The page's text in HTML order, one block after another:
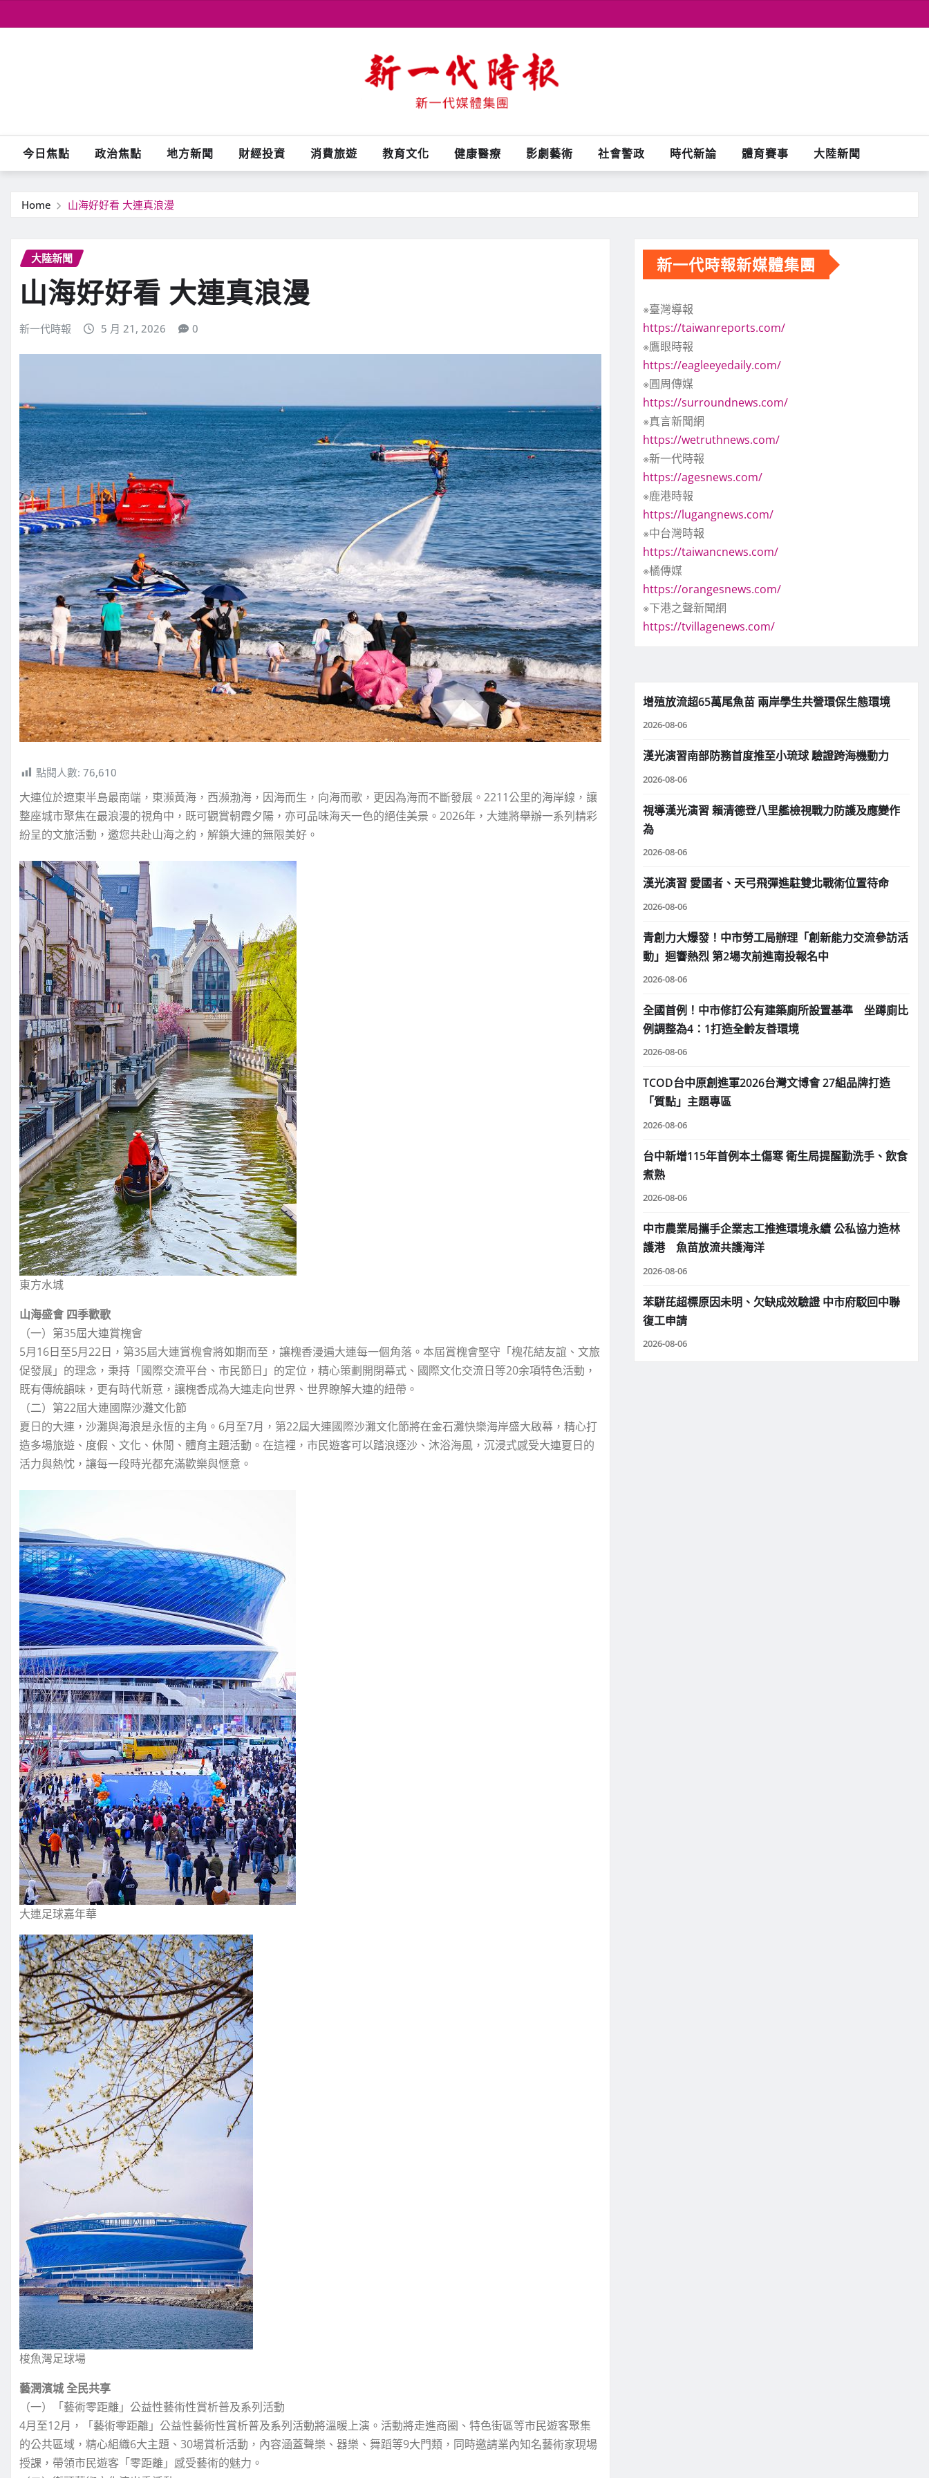
to
今日焦點 政治焦點 地方新聞 財經投資 消費旅遊 教育文化 健康醫療 影劇藝術 社會警政 時代新論 體育賽事 大陸新聞
Home 山海好好看 大連真浪漫
大陸新聞
山海好好看 大連真浪漫
新一代時報 5 月 21, 2026 0
點閱人數: 76,610
大連位於遼東半島最南端，東瀕黃海，西瀕渤海，因海而生，向海而歌，更因為海而不斷發展。2211公里的海岸線，讓
整座城市聚焦在最浪漫的視角中，既可觀賞朝霞夕陽，亦可品味海天一色的絕佳美景。2026年，大連將舉辦一系列精彩
紛呈的文旅活動，邀您共赴山海之約，解鎖大連的無限美好。
東方水城
山海盛會 四季歡歌
（一）第35屆大連賞槐會
5月16日至5月22日，第35屆大連賞槐會將如期而至，讓槐香漫遍大連每一個角落。本屆賞槐會堅守「槐花結友誼、文旅
促發展」的理念，秉持「國際交流平台、市民節日」的定位，精心策劃開閉幕式、國際文化交流日等20余項特色活動，
既有傳統韻味，更有時代新意，讓槐香成為大連走向世界、世界瞭解大連的紐帶。
（二）第22屆大連國際沙灘文化節
夏日的大連，沙灘與海浪是永恆的主角。6月至7月，第22屆大連國際沙灘文化節將在金石灘快樂海岸盛大啟幕，精心打
造多場旅遊、度假、文化、休閒、體育主題活動。在這裡，市民遊客可以踏浪逐沙、沐浴海風，沉浸式感受大連夏日的
活力與熱忱，讓每一段時光都充滿歡樂與愜意。
大連足球嘉年華
梭魚灣足球場
藝潤濱城 全民共享
（一）「藝術零距離」公益性藝術性賞析普及系列活動
4月至12月，「藝術零距離」公益性藝術性賞析普及系列活動將溫暖上演。活動將走進商圈、特色街區等市民遊客聚集
的公共區域，精心組織6大主題、30場賞析活動，內容涵蓋聲樂、器樂、舞蹈等9大門類，同時邀請業內知名藝術家現場
授課，帶領市民遊客「零距離」感受藝術的魅力。
新一代時報新媒體集團
※臺灣導報
https://taiwanreports.com/
※鷹眼時報
https://eagleeyedaily.com/
※圓周傳媒
https://surroundnews.com/
※真言新聞網
https://wetruthnews.com/
※新一代時報
https://agesnews.com/
※鹿港時報
https://lugangnews.com/
※中台灣時報
https://taiwancnews.com/
※橘傳媒
https://orangesnews.com/
※下港之聲新聞網
https://tvillagenews.com/
增殖放流超65萬尾魚苗 兩岸學生共營環保生態環境
2026-08-06
漢光演習南部防務首度推至小琉球 驗證跨海機動力
2026-08-06
視導漢光演習 賴清德登八里艦檢視戰力防護及應變作
為
2026-08-06
漢光演習 愛國者、天弓飛彈進駐雙北戰術位置待命
2026-08-06
青創力大爆發！中市勞工局辦理「創新能力交流參訪活
動」迴響熱烈 第2場次前進南投報名中
2026-08-06
全國首例！中市修訂公有建築廁所設置基準 坐蹲廁比
例調整為4：1打造全齡友善環境
2026-08-06
TCOD台中原創進軍2026台灣文博會 27組品牌打造
「質點」主題專區
2026-08-06
台中新增115年首例本土傷寒 衛生局提醒勤洗手、飲食
煮熟
2026-08-06
中市農業局攜手企業志工推進環境永續 公私協力造林
護港 魚苗放流共護海洋
2026-08-06
苯駢芘超標原因未明、欠缺成效驗證 中市府駁回中聯
復工申請
2026-08-06